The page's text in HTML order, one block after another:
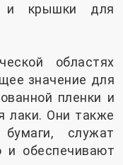
и крышки для
областях
значение для
пленки и
лаки. Они также
служат
и обеспечивают